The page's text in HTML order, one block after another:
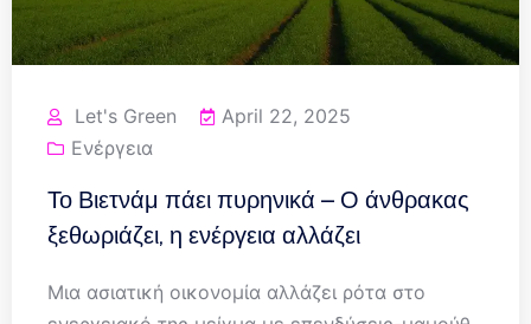
Let's Green
April 22, 2025
Ενέργεια
Το Βιετνάμ πάει πυρηνικά – Ο άνθρακας
ξεθωριάζει, η ενέργεια αλλάζει
Μια ασιατική οικονομία αλλάζει ρότα στο